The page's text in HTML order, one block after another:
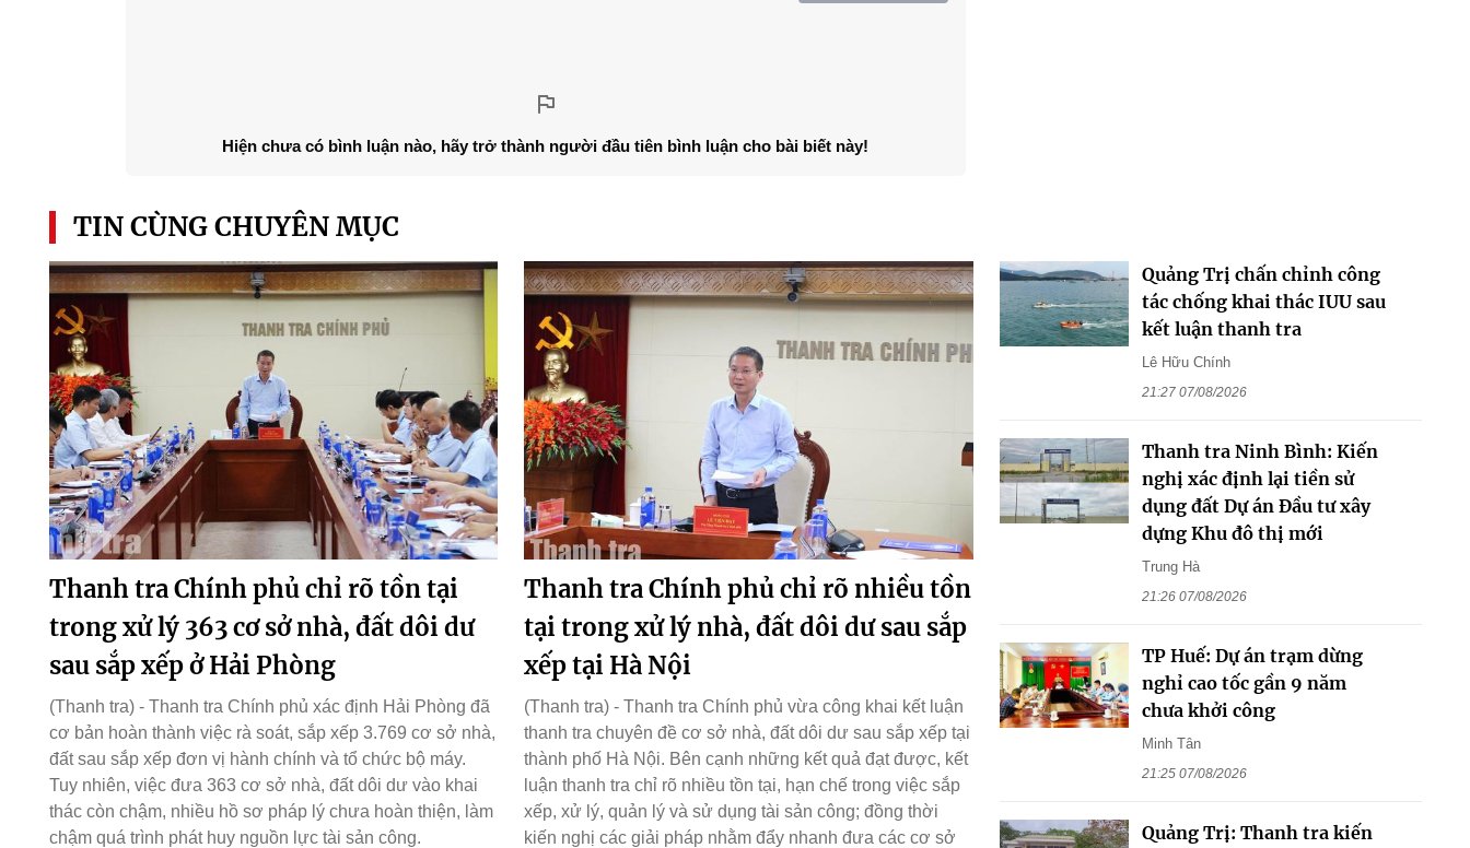
Hiện chưa có bình luận nào, hãy trở thành người đầu tiên bình luận cho bài biết này!
TIN CÙNG CHUYÊN MỤC
Thanh tra Chính phủ chỉ rõ tồn tại
trong xử lý 363 cơ sở nhà, đất dôi dư
sau sắp xếp ở Hải Phòng
(Thanh tra) - Thanh tra Chính phủ xác định Hải Phòng đã
cơ bản hoàn thành việc rà soát, sắp xếp 3.769 cơ sở nhà,
đất sau sắp xếp đơn vị hành chính và tổ chức bộ máy.
Tuy nhiên, việc đưa 363 cơ sở nhà, đất dôi dư vào khai
thác còn chậm, nhiều hồ sơ pháp lý chưa hoàn thiện, làm
chậm quá trình phát huy nguồn lực tài sản công.
Thanh tra Chính phủ chỉ rõ nhiều tồn
tại trong xử lý nhà, đất dôi dư sau sắp
xếp tại Hà Nội
(Thanh tra) - Thanh tra Chính phủ vừa công khai kết luận
thanh tra chuyên đề cơ sở nhà, đất dôi dư sau sắp xếp tại
thành phố Hà Nội. Bên cạnh những kết quả đạt được, kết
luận thanh tra chỉ rõ nhiều tồn tại, hạn chế trong việc sắp
xếp, xử lý, quản lý và sử dụng tài sản công; đồng thời
kiến nghị các giải pháp nhằm đẩy nhanh đưa các cơ sở
Quảng Trị chấn chỉnh công
tác chống khai thác IUU sau
kết luận thanh tra
Lê Hữu Chính
21:27 07/08/2026
Thanh tra Ninh Bình: Kiến
nghị xác định lại tiền sử
dụng đất Dự án Đầu tư xây
dựng Khu đô thị mới
Trung Hà
21:26 07/08/2026
TP Huế: Dự án trạm dừng
nghỉ cao tốc gần 9 năm
chưa khởi công
Minh Tân
21:25 07/08/2026
Quảng Trị: Thanh tra kiến